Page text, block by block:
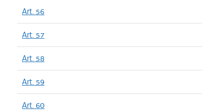
Art. 56
Art. 57
Art. 58
Art. 59
Art. 60